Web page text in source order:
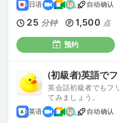
日语 自动确认
25 分钟 1,500 点
预约
(初級者)英語で
英会話初級者でもフ
てみましょう。
英语 自动确认